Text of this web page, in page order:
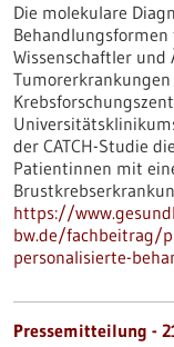
Die molekulare
Wissenschaftler
Tumorerkrankungen
der CATCH-Studie
Patientinnen mit
https://
bw.de/fachbeitrag/
personalisierte-
Pressemitteilung -